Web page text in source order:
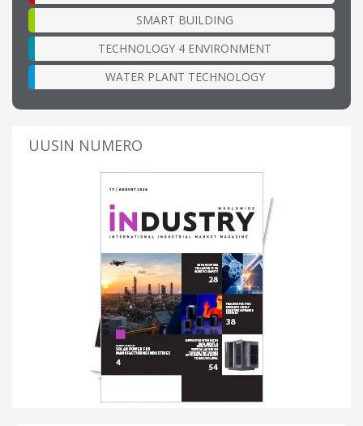
SMART BUILDING
TECHNOLOGY 4 ENVIRONMENT
WATER PLANT TECHNOLOGY
UUSIN NUMERO